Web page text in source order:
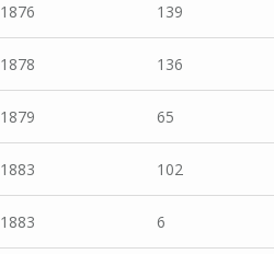
1876 139
1878 136
1879 65
1883 102
1883 6